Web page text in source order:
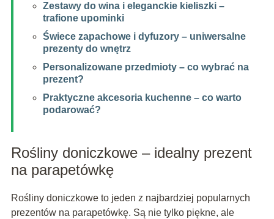
Zestawy do wina i eleganckie kieliszki –
trafione upominki
Świece zapachowe i dyfuzory – uniwersalne
prezenty do wnętrz
Personalizowane przedmioty – co wybrać na
prezent?
Praktyczne akcesoria kuchenne – co warto
podarować?
Rośliny doniczkowe – idealny prezent
na parapetówkę
Rośliny doniczkowe to jeden z najbardziej popularnych
prezentów na parapetówkę. Są nie tylko piękne, ale